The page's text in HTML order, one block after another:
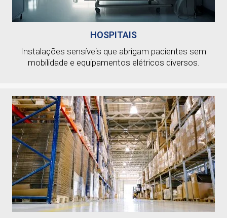
HOSPITAIS
Instalações sensíveis que abrigam pacientes sem
mobilidade e equipamentos elétricos diversos.